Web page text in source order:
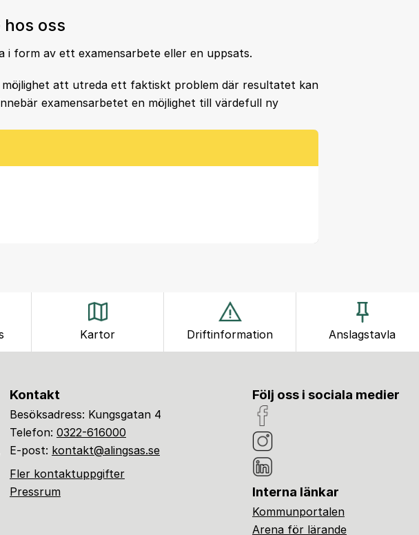
oss
i form av ett examensarbete eller en uppsats.
möjlighet att utreda ett faktiskt problem där resultatet kan
examensarbetet en möjlighet till värdefull ny
Kartor Driftinformation Anslagstavla
Kontakt
Besöksadress: Kungsgatan 4
Telefon: 0322-616000
E-post: kontakt@alingsas.se
Fler kontaktuppgifter
Pressrum
Följ oss i sociala medier
Interna länkar
Kommunportalen
Arena för lärande